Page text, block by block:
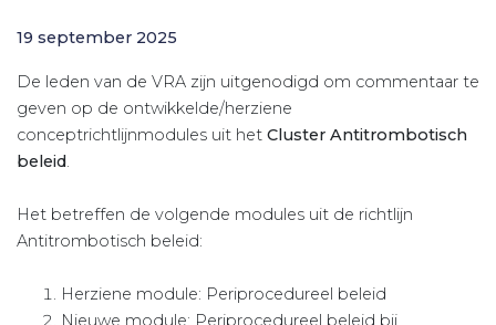
19 september 2025
De leden van de VRA zijn uitgenodigd om commentaar te
geven op de ontwikkelde/herziene
conceptrichtlijnmodules uit het Cluster Antitrombotisch
beleid.
Het betreffen de volgende modules uit de richtlijn
Antitrombotisch beleid:
Herziene module: Periprocedureel beleid
Nieuwe module: Periprocedureel beleid bij